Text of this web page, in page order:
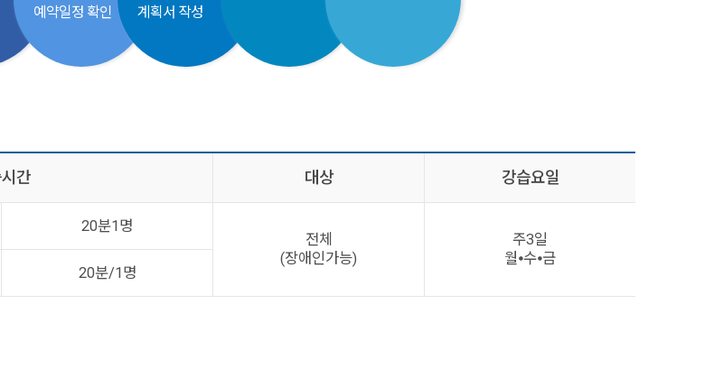
예약일정 확인
계획서 작성
간 대상 강습요일
20분1명
전체
(장애인가능)
주3일
월⦁수⦁금
20분/1명